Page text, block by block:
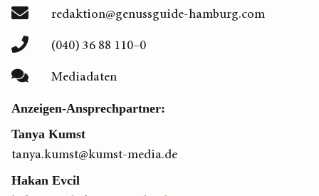
redaktion@genussguide-hamburg.com
(040) 36 88 110–0
Mediadaten
Anzeigen-Ansprechpartner:
Tanya Kumst
tanya.kumst@kumst-media.de
Hakan Evcil